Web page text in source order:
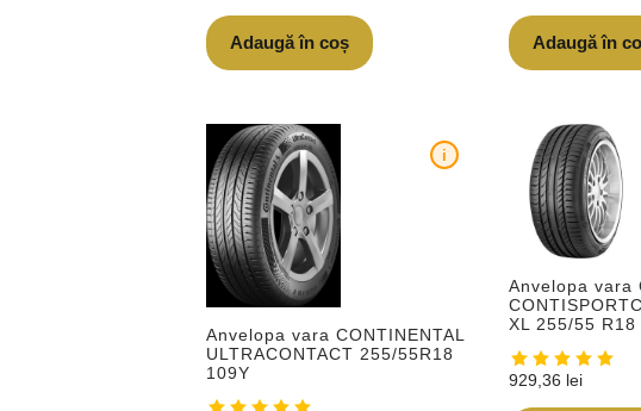
Adaugă în coș Adaugă în
Anvelopa vara CONTINENTAL
ULTRACONTACT 255/55R18
109Y
i
Anvelopa vara
XL 255/55 R18
929,36 lei